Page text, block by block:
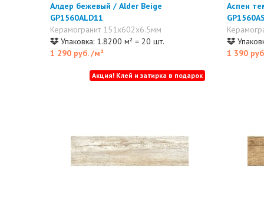
Алдер бежевый / Alder Beige
GP1560ALD11
Керамогранит 151x602x6.5мм
Упаковка: 1.8200 м² = 20 шт.
1 290 руб./м²
Аспен
1 390
Акция! Клей и затирка в подарок